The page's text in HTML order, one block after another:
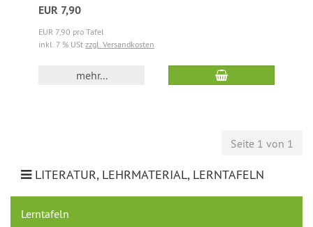
EUR 7,90
EUR 7,90 pro Tafel
inkl. 7 % USt zzgl. Versandkosten
mehr...
Seite 1 von 1
LITERATUR, LEHRMATERIAL, LERNTAFELN
Lerntafeln